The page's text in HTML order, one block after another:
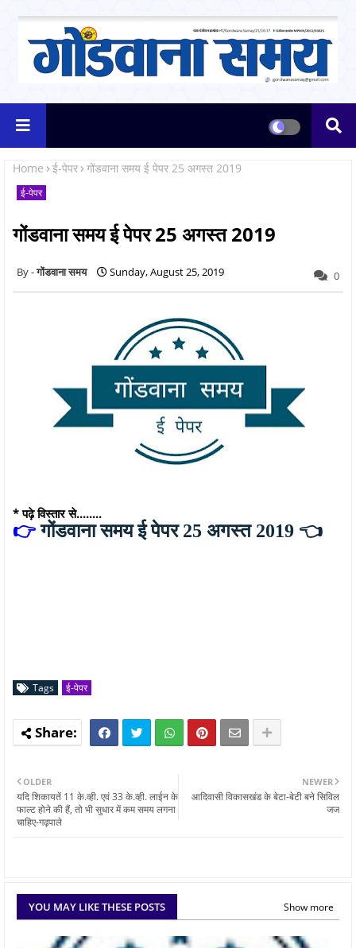
Home ई-पेपर गोंडवाना समय ई पेपर 25 अगस्त 2019
ई-पेपर
गोंडवाना समय ई पेपर 25 अगस्त 2019
गोंडवाना समय Sunday, August 25, 2019 0
* पढ़े विस्तार से........
👉 गोंडवाना समय ई पेपर 25 अगस्त 2019 👈
Tags ई-पेपर
NEWER
आदिवासी विकासखंड के बेटा-बेटी बने सिविल
जज
OLDER
यदि शिकायतें 11 के.व्ही. एवं 33 के.व्ही. लाईन के
फाल्ट होने की हैं, तो भी सुधार में कम समय लगना
चाहिए-गढ़पाले
YOU MAY LIKE THESE POSTS Show more